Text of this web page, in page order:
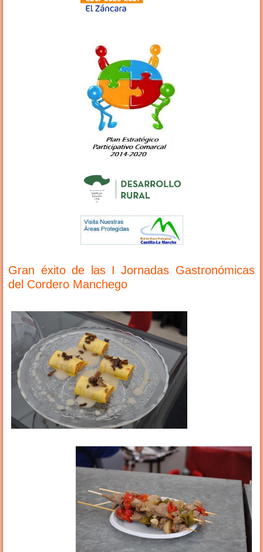
Gran éxito de las I Jornadas Gastronómicas
del Cordero Manchego